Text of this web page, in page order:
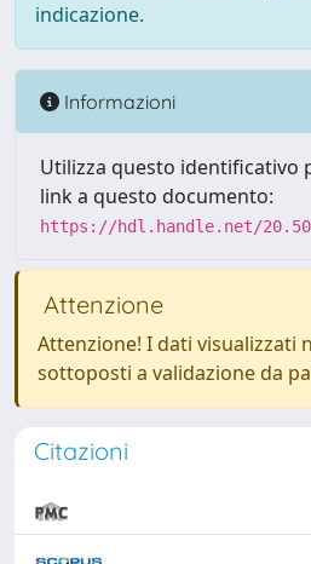
indicazione.
Informazioni
Utilizza questo identificativo
link a questo documento:
https://hdl.handle.net/
Attenzione
Attenzione! I dati visualizzati
sottoposti a validazione da
Citazioni